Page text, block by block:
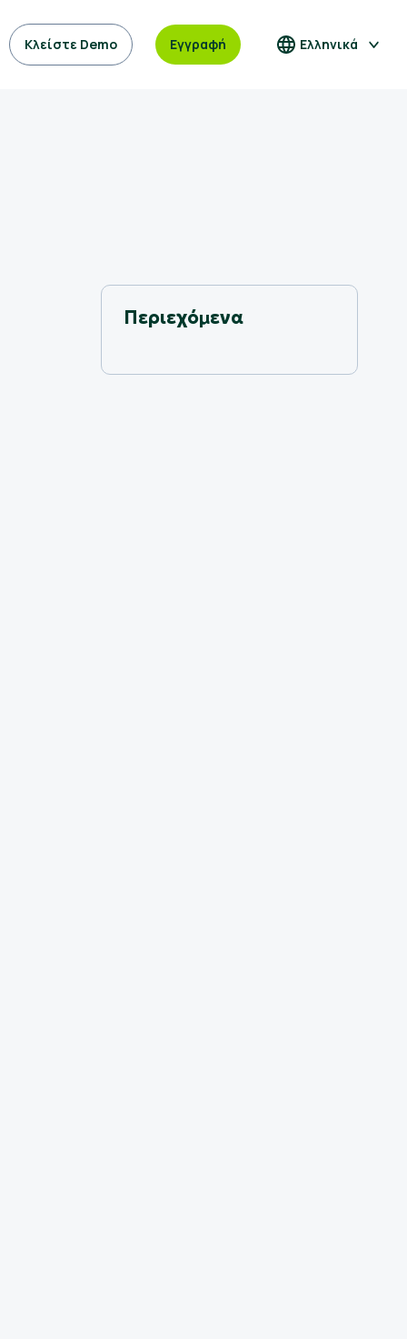
Κλείστε Demo Εγγραφή Ελληνικά
Περιεχόμενα